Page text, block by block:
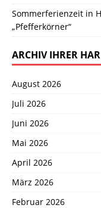
Sommerferienzeit in
„Pfefferkörner“
ARCHIV IHRER HAR
August 2026
Juli 2026
Juni 2026
Mai 2026
April 2026
März 2026
Februar 2026